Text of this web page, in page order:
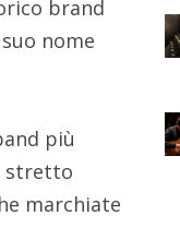
brand
nome
più
stretto
marchiate